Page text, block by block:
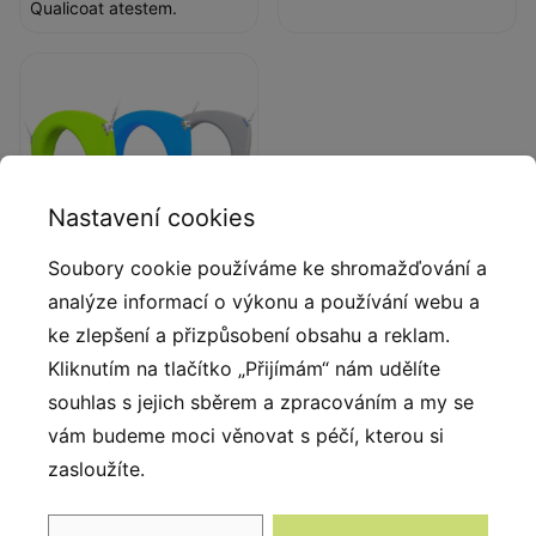
Qualicoat atestem.
Ergonomicky tvarované
polyethylenové kruhy.
Popis produktu
Nastavení cookies
Soubory cookie používáme ke shromažďování a
analýze informací o výkonu a používání webu a
ke zlepšení a přizpůsobení obsahu a reklam.
Kliknutím na tlačítko „Přijímám“ nám udělíte
souhlas s jejich sběrem a zpracováním a my se
vám budeme moci věnovat s péčí, kterou si
zasloužíte.